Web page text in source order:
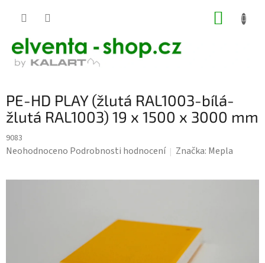
PE-HD PLAY (žlutá RAL1003-bílá-
žlutá RAL1003) 19 x 1500 x 3000 mm
9083
Průměrné
produktu
Neohodnoceno Podrobnosti hodnocení Značka: Mepla